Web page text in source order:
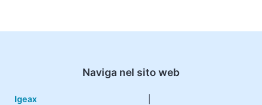
Naviga nel sito web
Igeax